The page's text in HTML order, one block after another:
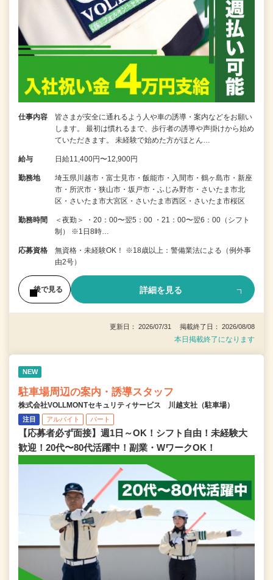
仕事内容
皆さまが安全に通れるよう人や車の誘導・案内などをお願い
します。 最初は慣れるまで、歩行者の誘導や声掛けから始め
ていただきます。 未経験で始めた方がほとん…
給与 日給11,400円〜12,900円
勤務地
埼玉県川越市・富士見市・飯能市・入間市・鶴ヶ島市・新座
市・所沢市・狭山市・坂戸市・ふじみ野市・さいたま市北
区・さいたま市大宮区・さいたま市西区・さいたま市桜区
勤務時間
＜夜勤＞ ・20：00〜翌5：00 ・21：00〜翌6：00（シフト
制） ※1日8時…
応募資格
無資格・未経験OK！ ※18歳以上：警備業法による（例外事
由2号）
後で見る 詳細を見る
更新日： 2026/07/31 掲載終了日： 2026/08/08
本日掲載終了になります
NEW
駐車場周辺の案内・誘導スタッフ
株式会社VOLLMONTセキュリティサービス 川越支社（駐車場）
注目 アルバイト パート
【応募者必ず面接】週1日～OK！シフト自由！未経験大
歓迎！20代〜80代活躍中！副業・WワークOK！